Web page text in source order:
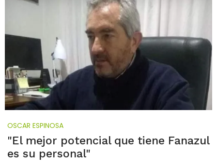
OSCAR ESPINOSA
"El mejor potencial que tiene Fanazul
es su personal"